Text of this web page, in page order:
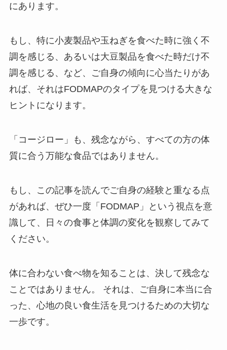
にあります。
もし、特に小麦製品や玉ねぎを食べた時に強く不
調を感じる、あるいは大豆製品を食べた時だけ不
調を感じる、など、ご自身の傾向に心当たりがあ
れば、それはFODMAPのタイプを見つける大きな
ヒントになります。
「コージロー」も、残念ながら、すべての方の体
質に合う万能な食品ではありません。
もし、この記事を読んでご自身の経験と重なる点
があれば、ぜひ一度「FODMAP」という視点を意
識して、日々の食事と体調の変化を観察してみて
ください。
体に合わない食べ物を知ることは、決して残念な
ことではありません。 それは、ご自身に本当に合
った、心地の良い食生活を見つけるための大切な
一歩です。